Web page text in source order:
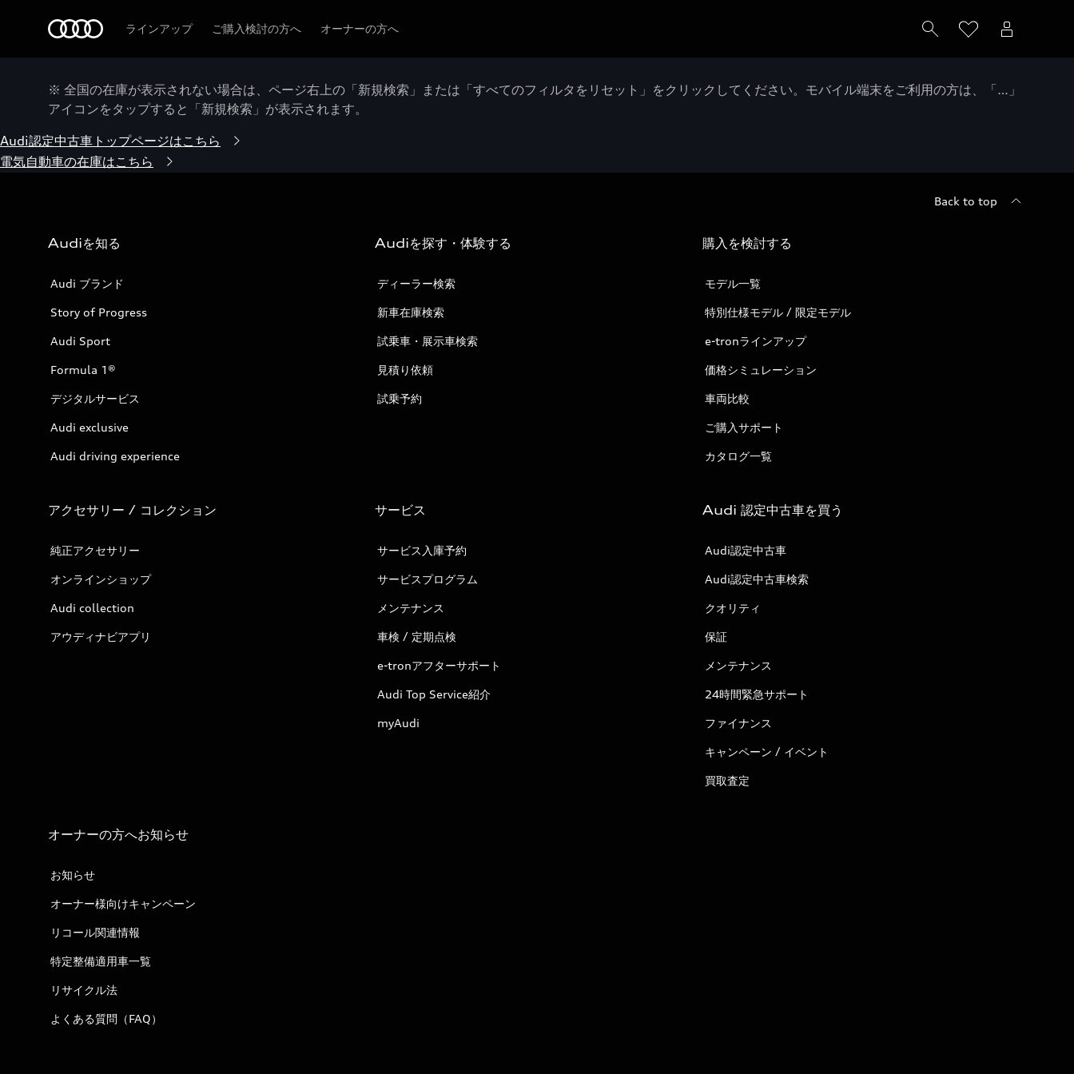
ラインアップ ご購入検討の方へ オーナーの方へ
※ 全国の在庫が表示されない場合は、ページ右上の「新規検索」または「すべてのフィルタをリセット」をクリックしてください。モバイル端末をご利用の方は、「…」
アイコンをタップすると「新規検索」が表示されます。
Audi認定中古車トップページはこちら
電気自動車の在庫はこちら
Back to top
Audiを知る
Audi ブランド
Story of Progress
Audi Sport
Formula 1®
デジタルサービス
Audi exclusive
Audi driving experience
Audiを探す・体験する
ディーラー検索
新車在庫検索
試乗車・展示車検索
見積り依頼
試乗予約
購入を検討する
モデル一覧
特別仕様モデル / 限定モデル
e-tronラインアップ
価格シミュレーション
車両比較
ご購入サポート
カタログ一覧
アクセサリー / コレクション
純正アクセサリー
オンラインショップ
Audi collection
アウディナビアプリ
サービス
サービス入庫予約
サービスプログラム
メンテナンス
車検 / 定期点検
e-tronアフターサポート
Audi Top Service紹介
myAudi
Audi 認定中古車を買う
Audi認定中古車
Audi認定中古車検索
クオリティ
保証
メンテナンス
24時間緊急サポート
ファイナンス
キャンペーン / イベント
買取査定
オーナーの方へお知らせ
お知らせ
オーナー様向けキャンペーン
リコール関連情報
特定整備適用車一覧
リサイクル法
よくある質問（FAQ）